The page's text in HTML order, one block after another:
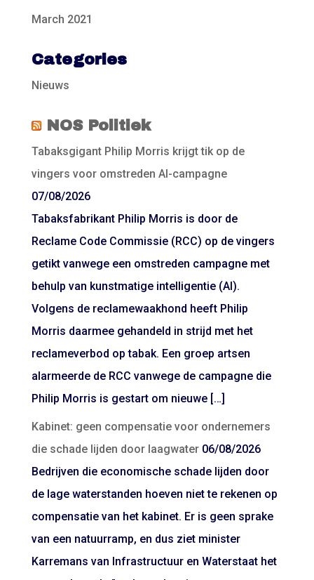
March 2021
Categories
Nieuws
NOS Politiek
Tabaksgigant Philip Morris krijgt tik op de
vingers voor omstreden AI-campagne
07/08/2026
Tabaksfabrikant Philip Morris is door de
Reclame Code Commissie (RCC) op de vingers
getikt vanwege een omstreden campagne met
behulp van kunstmatige intelligentie (AI).
Volgens de reclamewaakhond heeft Philip
Morris daarmee gehandeld in strijd met het
reclameverbod op tabak. Een groep artsen
alarmeerde de RCC vanwege de campagne die
Philip Morris is gestart om nieuwe […]
Kabinet: geen compensatie voor ondernemers
die schade lijden door laagwater 06/08/2026
Bedrijven die economische schade lijden door
de lage waterstanden hoeven niet te rekenen op
compensatie van het kabinet. Er is geen sprake
van een natuurramp, en dus ziet minister
Karremans van Infrastructuur en Waterstaat het